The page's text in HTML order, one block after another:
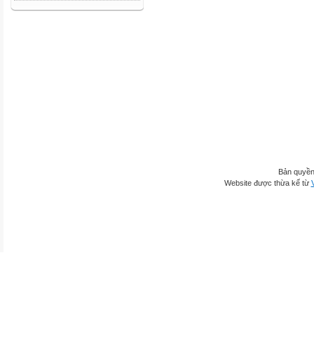
Bản
Website được thừa kế từ